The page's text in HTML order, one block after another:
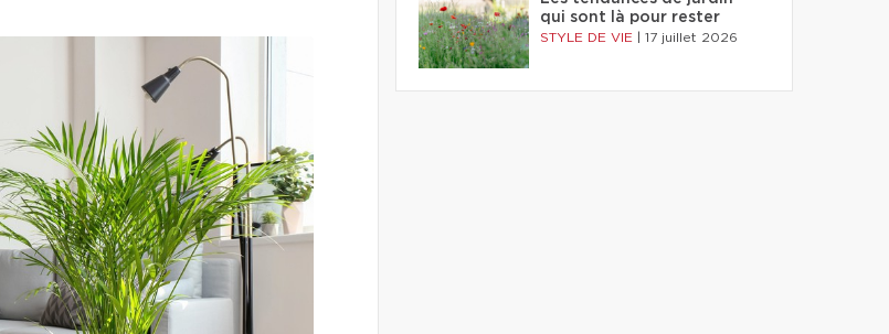
qui sont là pour rester
STYLE DE VIE 17 juillet 2026